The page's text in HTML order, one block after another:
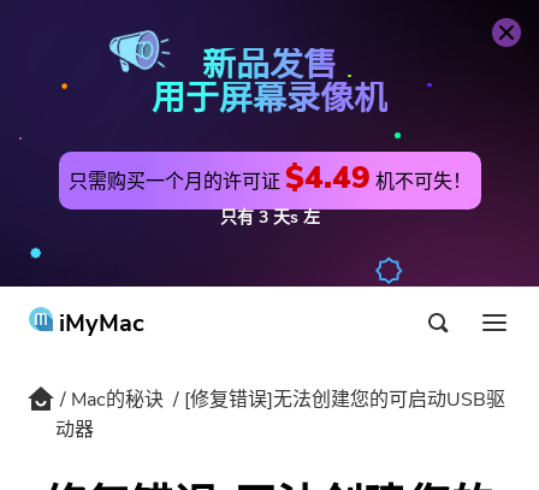
新品发售
用于屏幕录像机
只需购买一个月的许可证$4.49 机不可失！
只有3 天s左
iMyMac
产品与解决方案
PowerMyMac
Mac的秘诀
[修复错误]无法创建您的可启动USB驱
动器